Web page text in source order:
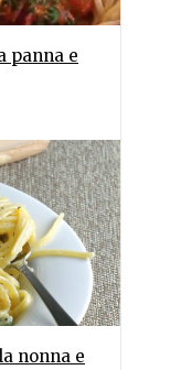
panna e
nonna e